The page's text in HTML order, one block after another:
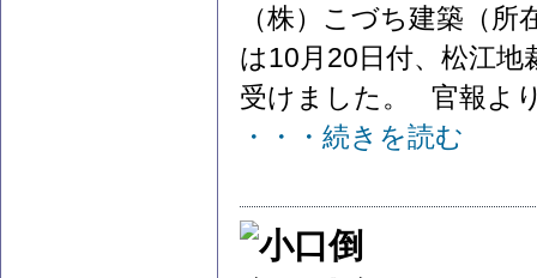
（株）こづち建築（
は10月20日付、松江
受けました。 官報よ
・・・続きを読む